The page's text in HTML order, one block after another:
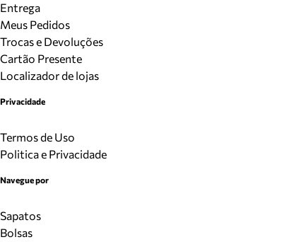
Entrega
Meus Pedidos
Trocas e Devoluções
Cartão Presente
Localizador de lojas
Privacidade
Termos de Uso
Politica e Privacidade
Navegue por
Sapatos
Bolsas